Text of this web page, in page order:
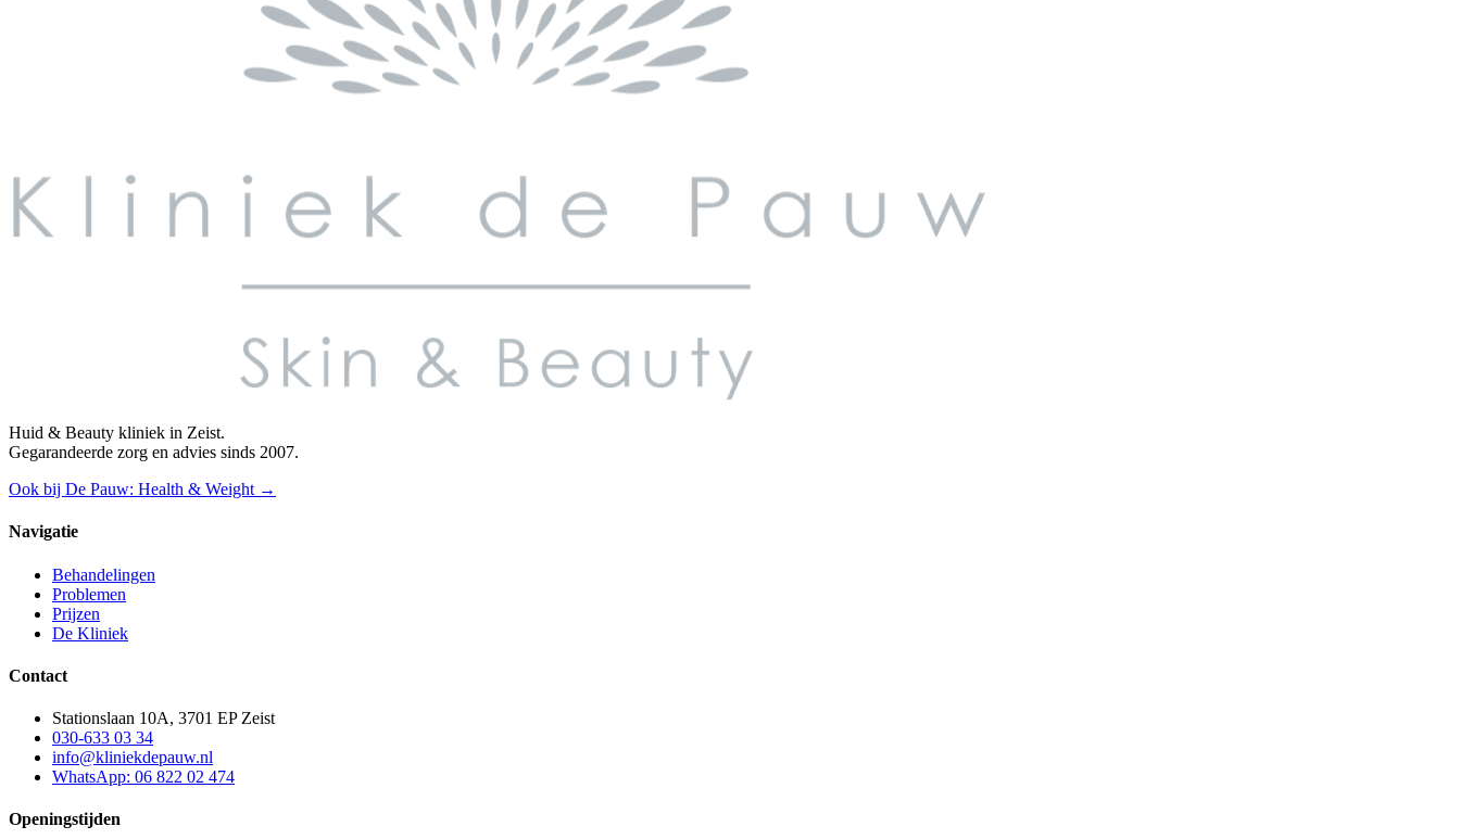
Huid & Beauty kliniek in Zeist.
Gegarandeerde zorg en advies sinds 2007.
Ook bij De Pauw: Health & Weight →
Navigatie
Behandelingen
Problemen
Prijzen
De Kliniek
Contact
Stationslaan 10A, 3701 EP Zeist
030-633 03 34
info@kliniekdepauw.nl
WhatsApp: 06 822 02 474
Openingstijden